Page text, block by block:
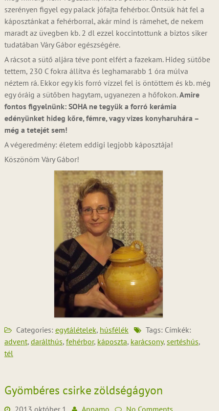
szerényen figyel egy palack jófajta fehérbor. Öntsük hát fel a
káposztánkat a fehérborral, akár mind is rámehet, de nekem
maradt az üvegben kb. 2 dl ezzel koccintottunk a biztos siker
tudatában Váry Gábor egészségére.
A rácsot a sütő aljára téve pont elfért a fazekam. Hideg sütőbe
tettem, 230 C fokra állítva és leghamarabb 1 óra múlva
néztem rá. Ekkor egy kis forró vízzel fel is öntöttem és kb. még
egy óráig a sütőben hagytam, ugyanezen a hőfokon.Amire
fontos figyelnünk: SOHA ne tegyük a forró kerámia
edényünket hideg kőre, fémre, vagy vizes konyharuhára –
még a tetejét sem!
A végeredmény: életem eddigi legjobb káposztája!
Köszönöm Váry Gábor!
Categories: egytálételek, húsfélék
Tags: Címkék:
advent, darálthús, fehérbor, káposzta, karácsony, sertéshús,
tél
Gyömbéres csirke zöldségágyon
2013 október 1 Annamo No Comments